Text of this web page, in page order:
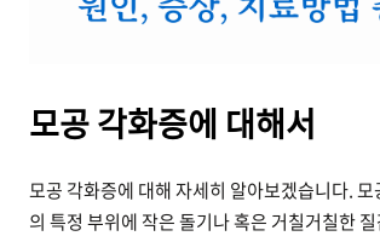
모공 각화증에 대해서
모공 각화증에 대해 자세히 알아보겠습니다.
의 특정 부위에 작은 돌기나 혹은 거칠거칠한